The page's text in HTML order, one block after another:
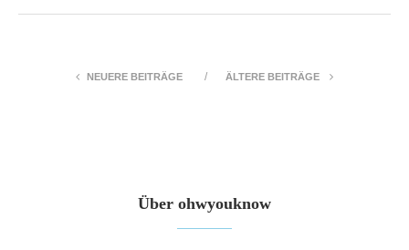
NEUERE BEITRÄGE ÄLTERE BEITRÄGE
Über ohwyouknow